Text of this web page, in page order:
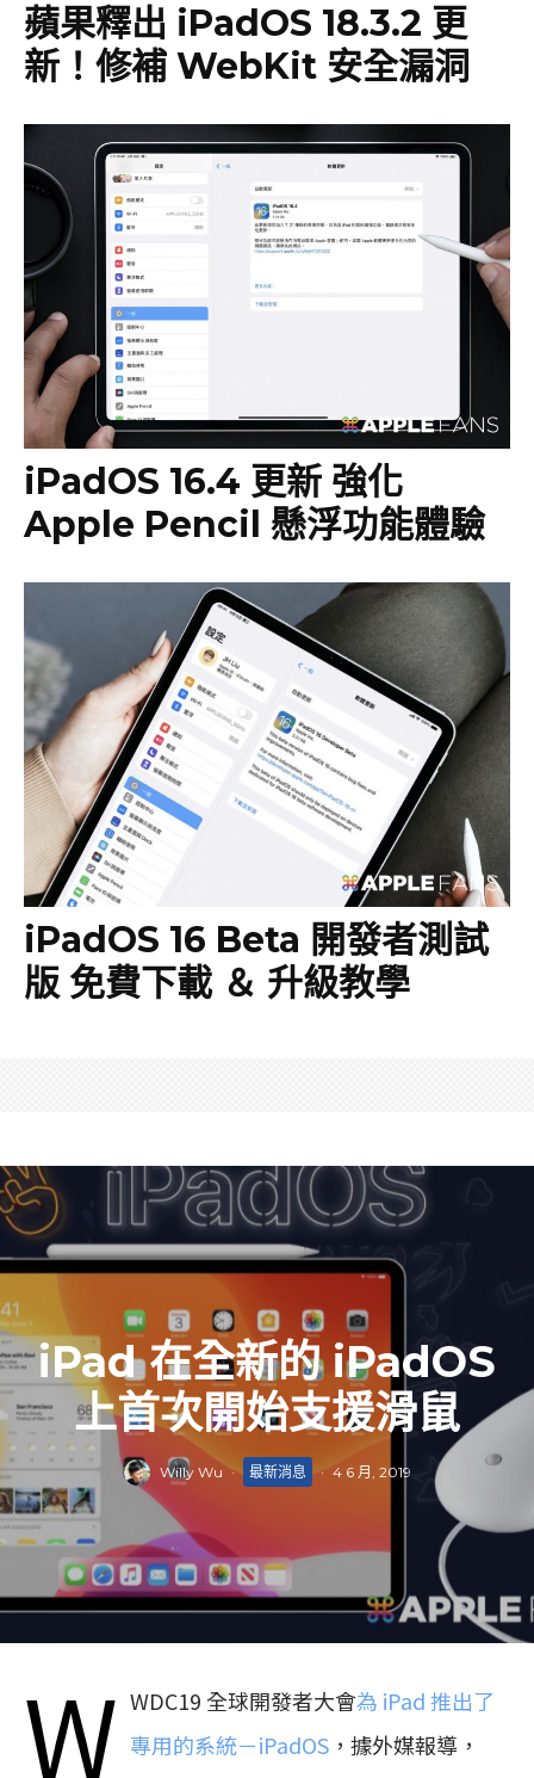
蘋果釋出 iPadOS 18.3.2 更
新！修補 WebKit 安全漏洞
iPadOS 16.4 更新 強化
Apple Pencil 懸浮功能體驗
iPadOS 16 Beta 開發者測試
版 免費下載 ＆ 升級教學
iPad 在全新的 iPadOS
上首次開始支援滑鼠
Willy Wu · 最新消息 · 4 6 月, 2019
W WDC19 全球開發者大會為 iPad 推出了
專用的系統－iPadOS ，據外媒報導，